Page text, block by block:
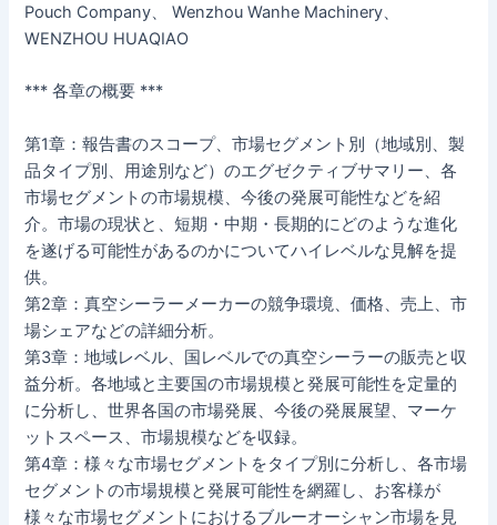
Pouch Company、 Wenzhou Wanhe Machinery、
WENZHOU HUAQIAO
*** 各章の概要 ***
第1章：報告書のスコープ、市場セグメント別（地域別、製
品タイプ別、用途別など）のエグゼクティブサマリー、各
市場セグメントの市場規模、今後の発展可能性などを紹
介。市場の現状と、短期・中期・長期的にどのような進化
を遂げる可能性があるのかについてハイレベルな見解を提
供。
第2章：真空シーラーメーカーの競争環境、価格、売上、市
場シェアなどの詳細分析。
第3章：地域レベル、国レベルでの真空シーラーの販売と収
益分析。各地域と主要国の市場規模と発展可能性を定量的
に分析し、世界各国の市場発展、今後の発展展望、マーケ
ットスペース、市場規模などを収録。
第4章：様々な市場セグメントをタイプ別に分析し、各市場
セグメントの市場規模と発展可能性を網羅し、お客様が
様々な市場セグメントにおけるブルーオーシャン市場を見